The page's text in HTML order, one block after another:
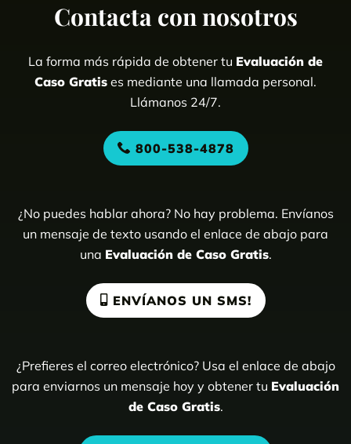
Contacta con nosotros
La forma más rápida de obtener tu Evaluación de
Caso Gratis es mediante una llamada personal.
Llámanos 24/7.
800-538-4878
¿No puedes hablar ahora? No hay problema. Envíanos
un mensaje de texto usando el enlace de abajo para
una Evaluación de Caso Gratis.
ENVÍANOS UN SMS!
¿Prefieres el correo electrónico? Usa el enlace de abajo
para enviarnos un mensaje hoy y obtener tu Evaluación
de Caso Gratis.